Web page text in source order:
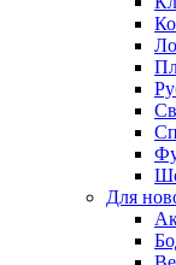
Для